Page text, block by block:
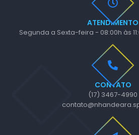
CONTATO
(17) 3467-4990
ATENDIMENTO
Segunda a Sexta-feira - 08:00h às